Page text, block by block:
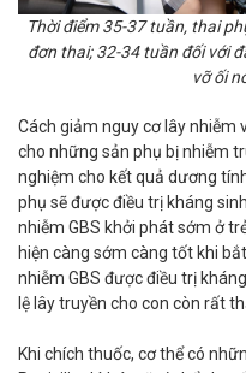
Thời điểm 35-37 tuần, thai
đơn thai; 32-34 tuần đối với
vỡ ối
Cách giảm nguy cơ lây nhiễm
cho những sản phụ bị nhiễm
nghiệm cho kết quả dương
phụ sẽ được điều trị kháng
nhiễm GBS khởi phát sớm ở
hiện càng sớm càng tốt khi
nhiễm GBS được điều trị
lệ lây truyền cho con còn rất
Khi chích thuốc, cơ thể có